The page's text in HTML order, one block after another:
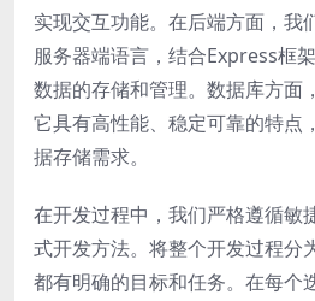
实现交互功能。在后端方面，我
服务器端语言，结合Express框
数据的存储和管理。数据库方面
它具有高性能、稳定可靠的特点
据存储需求。
在开发过程中，我们严格遵循敏
式开发方法。将整个开发过程分
都有明确的目标和任务。在每个